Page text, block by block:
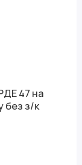
47 на
без з/к